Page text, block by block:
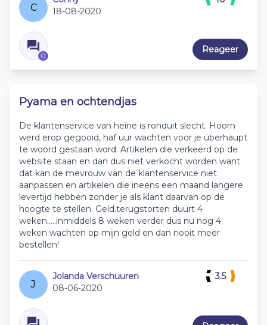
C
18-08-2020
0
Reageer
Pyama en ochtendjas
De klantenservice van heine is ronduit slecht. Hoorn
werd erop gegooid, haf uur wachten voor je überhaupt
te woord gestaan word. Artikelen die verkeerd op de
website staan en dan dus niet verkocht worden want
dat kan de mevrouw van de klantenservice niet
aanpassen en artikelen die ineens een maand langere
levertijd hebben zonder je als klant daarvan op de
hoogte te stellen. Geld.terugstorten duurt 4
weken.....inmiddels 8 weken verder dus nu nog 4
weken wachten op mijn geld en dan nooit meer
bestellen!
J
Jolanda Verschuuren
08-06-2020
3.5